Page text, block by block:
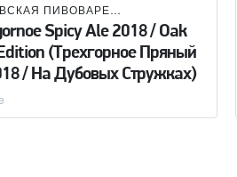
МОСКОВСКАЯ ПИВОВАРЕННАЯ КОМПАНИЯ (МПК)
Spicy Ale 2018 / Oak
(Трехгорное Пряный
/ На Дубовых Стружках)